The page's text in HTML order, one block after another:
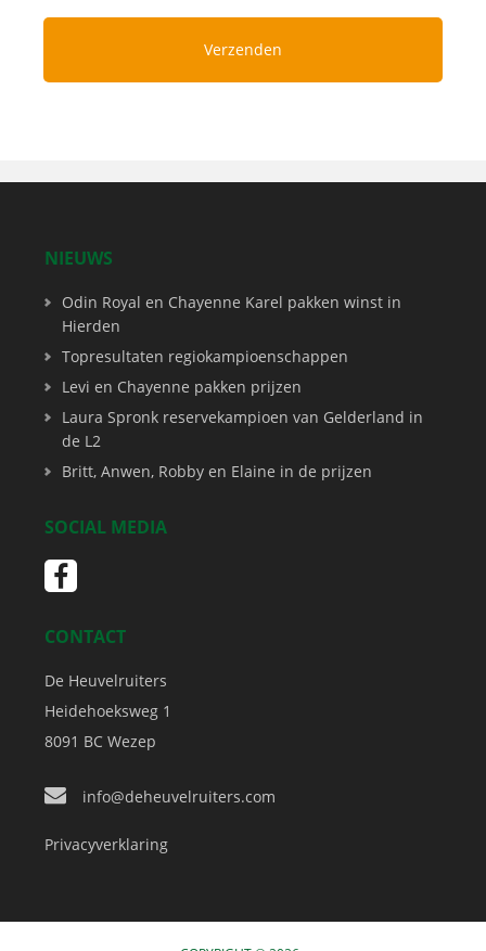
NIEUWS
Odin Royal en Chayenne Karel pakken winst in
Hierden
Topresultaten regiokampioenschappen
Levi en Chayenne pakken prijzen
Laura Spronk reservekampioen van Gelderland in
de L2
Britt, Anwen, Robby en Elaine in de prijzen
SOCIAL MEDIA
CONTACT
De Heuvelruiters
Heidehoeksweg 1
8091 BC Wezep
info@deheuvelruiters.com
Privacyverklaring